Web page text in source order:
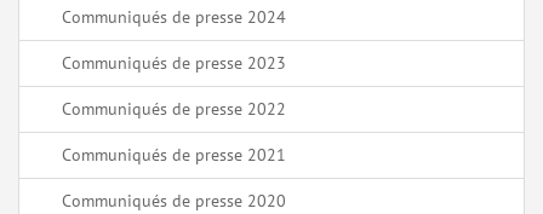
Communiqués de presse 2024
Communiqués de presse 2023
Communiqués de presse 2022
Communiqués de presse 2021
Communiqués de presse 2020